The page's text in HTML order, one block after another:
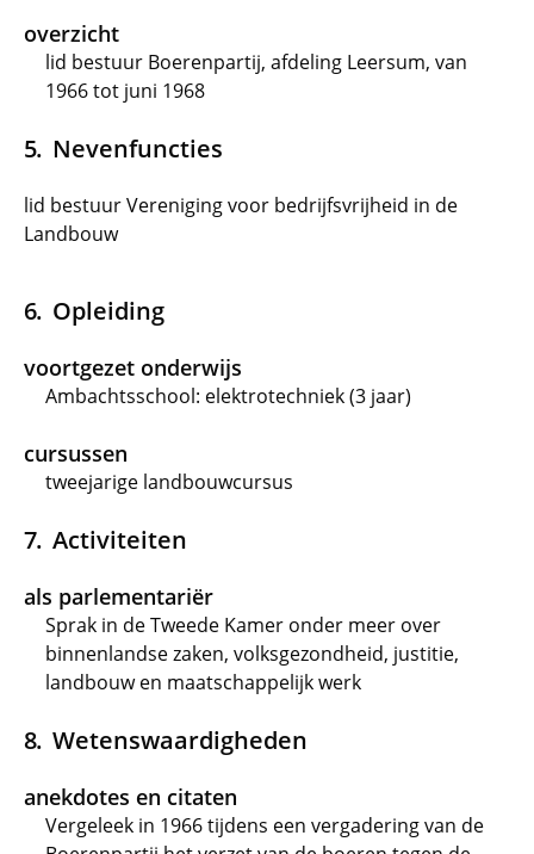
overzicht
lid bestuur Boerenpartij, afdeling Leersum, van
1966 tot juni 1968
Nevenfuncties
lid bestuur Vereniging voor bedrijfsvrijheid in de
Landbouw
Opleiding
voortgezet onderwijs
Ambachtsschool: elektrotechniek (3 jaar)
cursussen
tweejarige landbouwcursus
Activiteiten
als parlementariër
Sprak in de Tweede Kamer onder meer over
binnenlandse zaken, volksgezondheid, justitie,
landbouw en maatschappelijk werk
Wetenswaardigheden
anekdotes en citaten
Vergeleek in 1966 tijdens een vergadering van de